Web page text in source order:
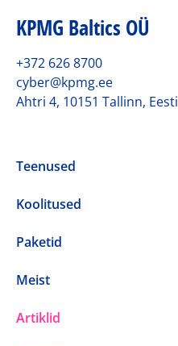
KPMG Baltics OÜ
+372 626 8700
cyber@kpmg.ee
Ahtri 4, 10151 Tallinn, Eesti
Teenused
Koolitused
Paketid
Meist
Artiklid